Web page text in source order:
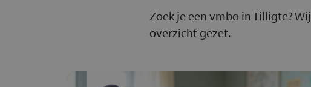
Zoek je een vmbo in Tilligte?
overzicht gezet.